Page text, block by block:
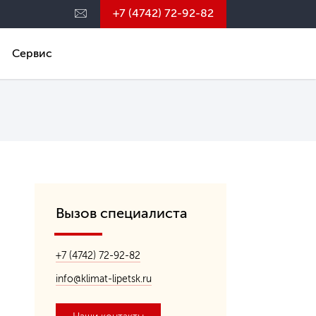
+7 (4742) 72-92-82
Сервис
Вызов специалиста
+7 (4742) 72-92-82
info@klimat-lipetsk.ru